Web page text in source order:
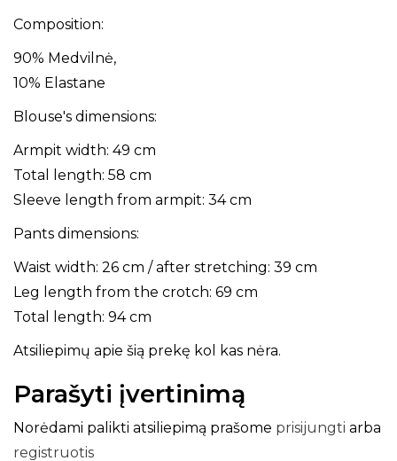
Composition:
90% Medvilnė,
10% Elastane
Blouse's dimensions:
Armpit width: 49 cm
Total length: 58 cm
Sleeve length from armpit: 34 cm
Pants dimensions:
Waist width: 26 cm / after stretching: 39 cm
Leg length from the crotch: 69 cm
Total length: 94 cm
Atsiliepimų apie šią prekę kol kas nėra.
Parašyti įvertinimą
Norėdami palikti atsiliepimą prašome prisijungti arba
registruotis